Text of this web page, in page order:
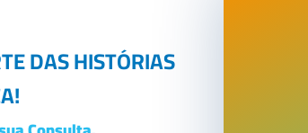
DAS HISTÓRIAS